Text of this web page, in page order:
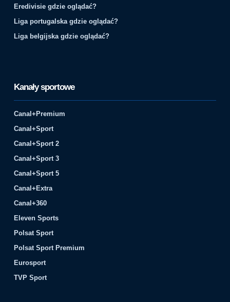
Eredivisie gdzie oglądać?
Liga portugalska gdzie oglądać?
Liga belgijska gdzie oglądać?
Kanały sportowe
Canal+Premium
Canal+Sport
Canal+Sport 2
Canal+Sport 3
Canal+Sport 5
Canal+Extra
Canal+360
Eleven Sports
Polsat Sport
Polsat Sport Premium
Eurosport
TVP Sport